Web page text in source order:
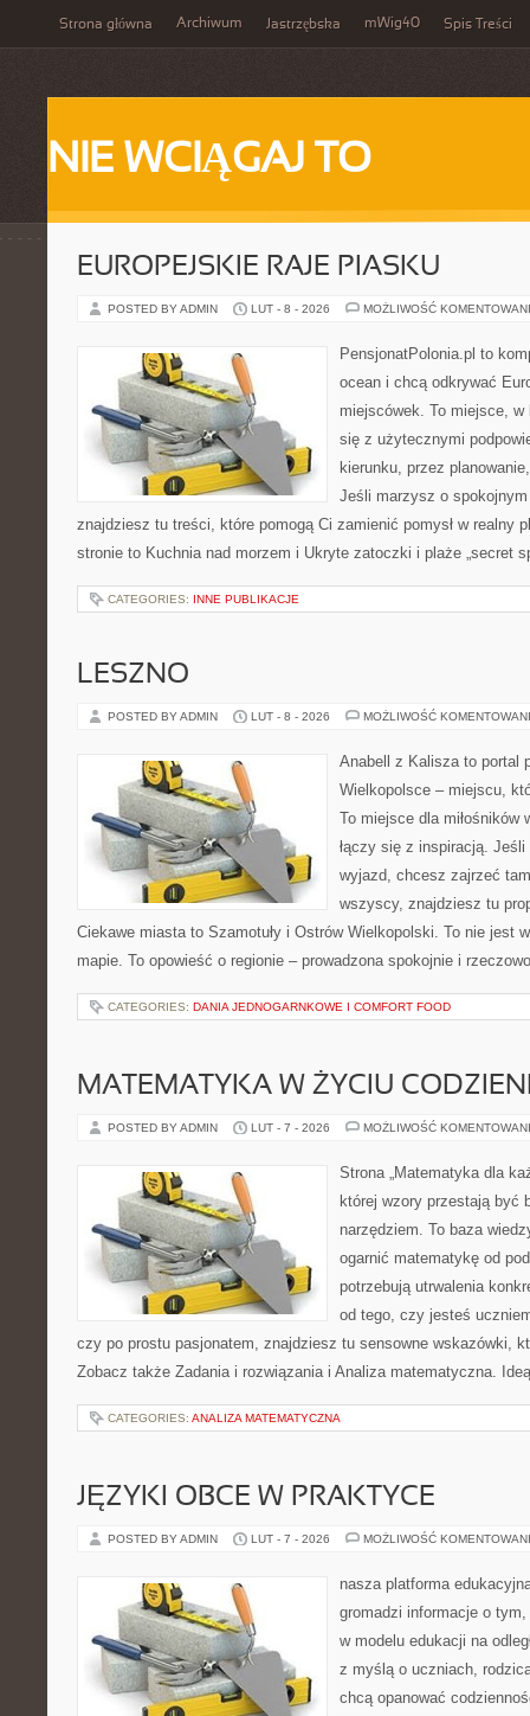
Strona główna Archiwum Jastrzębska mWig40 Spis Treści
NIE WCIĄGAJ TO
EUROPEJSKIE RAJE PIASKU
POSTED BY ADMIN LUT - 8 - 2026 MOŻLIWOŚĆ
PensjonatPolonia.pl to
ocean i chcą odkrywać
miejscówek. To miejsce,
się z użytecznymi
kierunku, przez
Jeśli marzysz o
znajdziesz tu treści, które pomogą Ci zamienić pomysł w realny
stronie to Kuchnia nad morzem i Ukryte zatoczki i plaże „secret
CATEGORIES: INNE PUBLIKACJE
LESZNO
POSTED BY ADMIN LUT - 8 - 2026 MOŻLIWOŚĆ
Anabell z Kalisza to portal
Wielkopolsce – miejscu,
To miejsce dla miłośników
łączy się z inspiracją.
wyjazd, chcesz zajrzeć
wszyscy, znajdziesz tu
Ciekawe miasta to Szamotuły i Ostrów Wielkopolski. To nie jest
mapie. To opowieść o regionie – prowadzona spokojnie i
CATEGORIES: DANIA JEDNOGARNKOWE I COMFORT FOOD
MATEMATYKA W ŻYCIU
POSTED BY ADMIN LUT - 7 - 2026 MOŻLIWOŚĆ
Strona „Matematyka dla
której wzory przestają być
narzędziem. To baza
ogarnić matematykę od
potrzebują utrwalenia
od tego, czy jesteś
czy po prostu pasjonatem, znajdziesz tu sensowne wskazówki,
Zobacz także Zadania i rozwiązania i Analiza matematyczna.
CATEGORIES: ANALIZA MATEMATYCZNA
JĘZYKI OBCE W PRAKTYCE
POSTED BY ADMIN LUT - 7 - 2026 MOŻLIWOŚĆ
nasza platforma
gromadzi informacje o
w modelu edukacji na
z myślą o uczniach,
chcą opanować